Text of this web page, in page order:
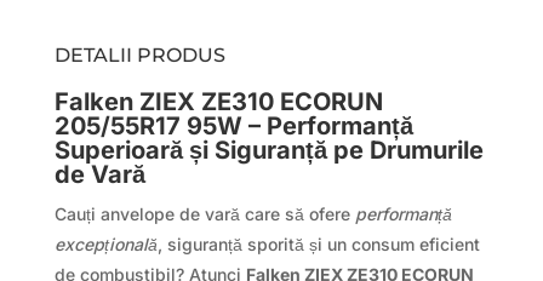
DETALII PRODUS
Falken ZIEX ZE310 ECORUN
205/55R17 95W – Performanță
Superioară și Siguranță pe Drumurile
de Vară
Cauți anvelope de vară care să ofere performanță
excepțională, siguranță sporită și un consum eficient
de combustibil? Atunci Falken ZIEX ZE310 ECORUN